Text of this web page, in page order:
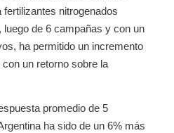
nitrogenados
, luego de 6 campañas y con un
ha permitido un incremento
un retorno sobre la
promedio de 5
ha sido de un 6% más